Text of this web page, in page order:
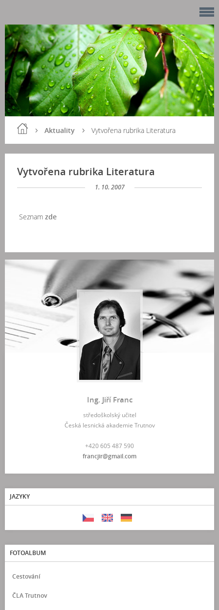
Aktuality Vytvořena rubrika Literatura
Vytvořena rubrika Literatura
1. 10. 2007
Seznam zde
Ing. Jiří Franc
středoškolský učitel
Česká lesnická akademie Trutnov
+420 605 487 590
francjir@gmail.com
JAZYKY
FOTOALBUM
Cestování
ČLA Trutnov